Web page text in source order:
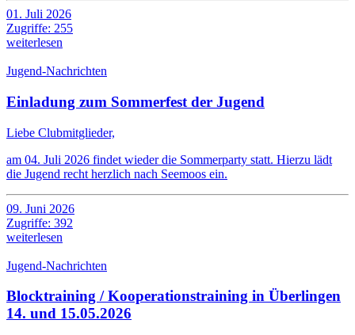
01. Juli 2026
Zugriffe: 255
weiterlesen
Jugend-Nachrichten
Einladung zum Sommerfest der Jugend
Liebe Clubmitglieder,
am 04. Juli 2026 findet wieder die Sommerparty statt. Hierzu lädt
die Jugend recht herzlich nach Seemoos ein.
09. Juni 2026
Zugriffe: 392
weiterlesen
Jugend-Nachrichten
Blocktraining / Kooperationstraining in Überlingen
14. und 15.05.2026